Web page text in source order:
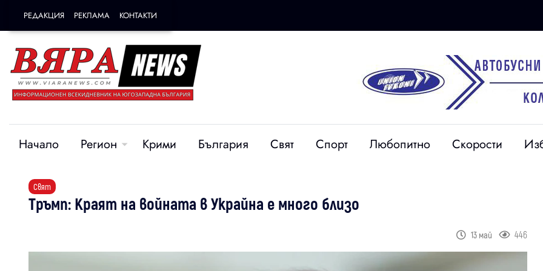
РЕДАКЦИЯ РЕКЛАМА КОНТАКТИ
Начало Регион Крими България Свят Спорт Любопитно Скорости
Свят
Тръмп: Краят на войната в Украйна е много близо
13 май 446